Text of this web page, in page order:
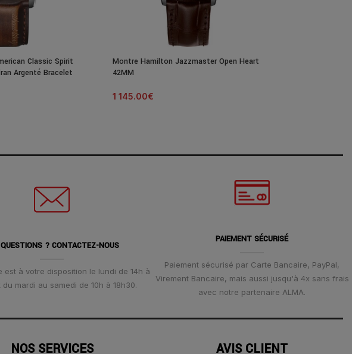
Classic Spirit
Argenté Bracelet
Montre Hamilton Jazzmaster Open Heart
42MM
1 145.00€
? CONTACTEZ-NOUS
est à votre disposition le lundi de 14h à
du mardi au samedi de 10h à 18h30.
PAIEMENT SÉCURISÉ
Paiement sécurisé par Carte Bancaire, PayPal,
Virement Bancaire, mais aussi jusqu'à 4x sans frais
avec notre partenaire ALMA.
NOS SERVICES AVIS CLIENT